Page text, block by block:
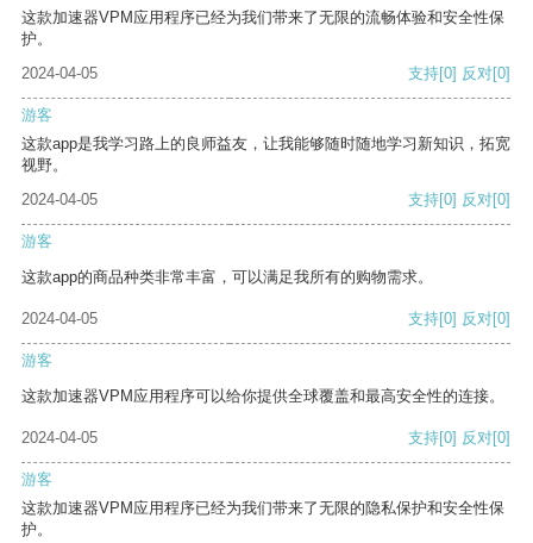
这款加速器VPM应用程序已经为我们带来了无限的流畅体验和安全性保
护。
2024-04-05
支持[0] 反对[0]
游客
这款app是我学习路上的良师益友，让我能够随时随地学习新知识，拓宽
视野。
2024-04-05
支持[0] 反对[0]
游客
这款app的商品种类非常丰富，可以满足我所有的购物需求。
2024-04-05 支持[0] 反对[0]
游客
这款加速器VPM应用程序可以给你提供全球覆盖和最高安全性的连接。
2024-04-05 支持[0] 反对[0]
游客
这款加速器VPM应用程序已经为我们带来了无限的隐私保护和安全性保
护。